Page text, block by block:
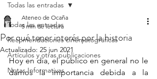
Todas las entradas
Recomendaciones cinematográficas
Artículos y otras publicaciones
Notas Informativas
Todas las entradas
Por qué tener interés por la historia
Ateneo de Ocaña
5 min de lectura
Actualizado: 25 jun 2021
Hoy en día, el público en general no le
damos la importancia debida a la